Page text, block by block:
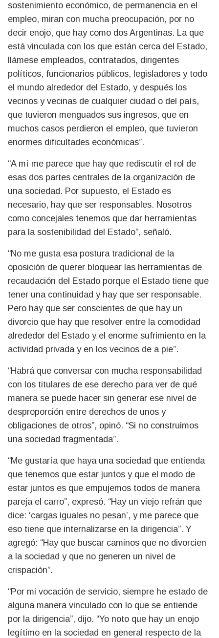
sostenimiento económico, de permanencia en el
empleo, miran con mucha preocupación, por no
decir enojo, que hay como dos Argentinas. La que
está vinculada con los que están cerca del Estado,
llámese empleados, contratados, dirigentes
políticos, funcionarios públicos, legisladores y todo
el mundo alrededor del Estado, y después los
vecinos y vecinas de cualquier ciudad o del país,
que tuvieron menguados sus ingresos, que en
muchos casos perdieron el empleo, que tuvieron
enormes dificultades económicas”.
“A mí me parece que hay que rediscutir el rol de
esas dos partes centrales de la organización de
una sociedad. Por supuesto, el Estado es
necesario, hay que ser responsables. Nosotros
como concejales tenemos que dar herramientas
para la sostenibilidad del Estado”, señaló.
“No me gusta esa postura tradicional de la
oposición de querer bloquear las herramientas de
recaudación del Estado porque el Estado tiene que
tener una continuidad y hay que ser responsable.
Pero hay que ser conscientes de que hay un
divorcio que hay que resolver entre la comodidad
alrededor del Estado y el enorme sufrimiento en la
actividad privada y en los vecinos de a pie”.
“Habrá que conversar con mucha responsabilidad
con los titulares de ese derecho para ver de qué
manera se puede hacer sin generar ese nivel de
desproporción entre derechos de unos y
obligaciones de otros”, opinó. “Si no construimos
una sociedad fragmentada”.
“Me gustaría que haya una sociedad que entienda
que tenemos que estar juntos y que el modo de
estar juntos es que empujemos todos de manera
pareja el carro”, expresó. “Hay un viejo refrán que
dice: ‘cargas iguales no pesan’, y me parece que
eso tiene que internalizarse en la dirigencia”. Y
agregó: “Hay que buscar caminos que no divorcien
a la sociedad y que no generen un nivel de
crispación”.
“Por mi vocación de servicio, siempre he estado de
alguna manera vinculado con lo que se entiende
por la dirigencia”, dijo. “Yo noto que hay un enojo
legítimo en la sociedad en general respecto de la